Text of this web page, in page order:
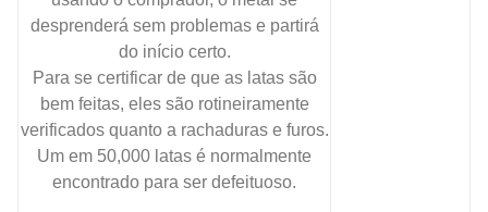
desprenderá sem problemas e partirá
do início certo.
Para se certificar de que as latas são
bem feitas, eles são rotineiramente
verificados quanto a rachaduras e furos.
Um em 50,000 latas é normalmente
encontrado para ser defeituoso.